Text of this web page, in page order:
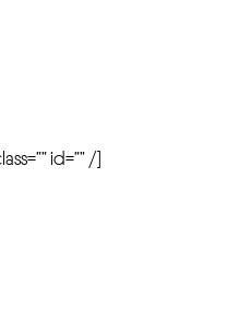
id=”” /]